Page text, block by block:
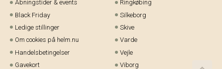
Åbningstider & events
Black Friday
Ledige stillinger
Om cookies på helm.nu
Handelsbetingelser
Gavekort
Ringkøbing
Silkeborg
Skive
Varde
Vejle
Viborg